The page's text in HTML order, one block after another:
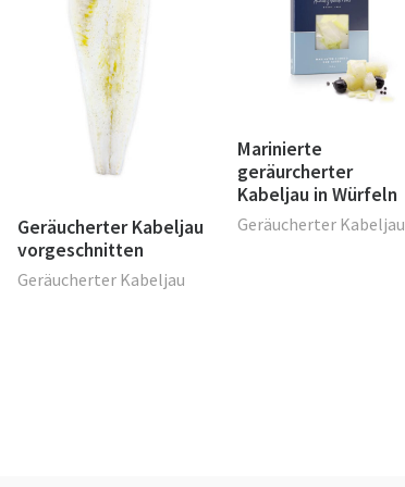
Geräucherter Kabeljau
vorgeschnitten
Geräucherter Kabeljau
Marinierte
geräurcherter
Kabeljau in Würfeln
Geräucherter Kabeljau